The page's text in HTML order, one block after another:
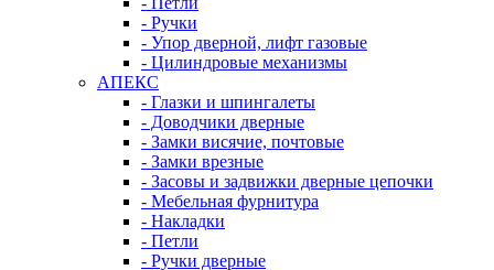
- Ручки
- Упор дверной, лифт газовые
- Цилиндровые механизмы
АПЕКС
- Глазки и шпингалеты
- Доводчики дверные
- Замки висячие, почтовые
- Замки врезные
- Засовы и задвижки дверные цепочки
- Мебельная фурнитура
- Накладки
- Петли
- Ручки дверные